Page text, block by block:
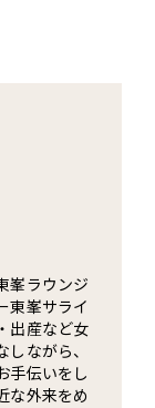
峯ラウンジ
東峯サライ
出産など女
ながら、
手伝いをし
な外来をめ